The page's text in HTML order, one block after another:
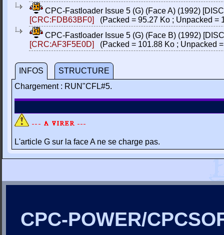
CPC-Fastloader Issue 5 (G) (Face A) (1992)
[CRC:FDB63BF0]
(Packed = 95.27 Ko ; Unpacked =
CPC-Fastloader Issue 5 (G) (Face B) (1992)
[CRC:AF3F5E0D]
(Packed = 101.88 Ko ; Unpacked
INFOS
STRUCTURE
Chargement : RUN"CFL#5.
L'article G sur la face A ne se charge pas.
CPC-POWER/